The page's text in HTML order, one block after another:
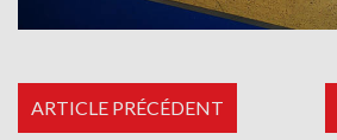
ARTICLE PRÉCÉDENT